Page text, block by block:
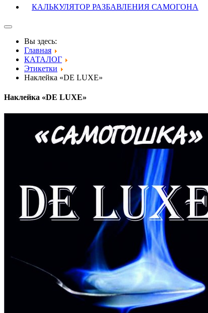
КАЛЬКУЛЯТОР РАЗБАВЛЕНИЯ САМОГОНА
Вы здесь:
Главная
КАТАЛОГ
Этикетки
Наклейка «DE LUXE»
Наклейка «DE LUXE»